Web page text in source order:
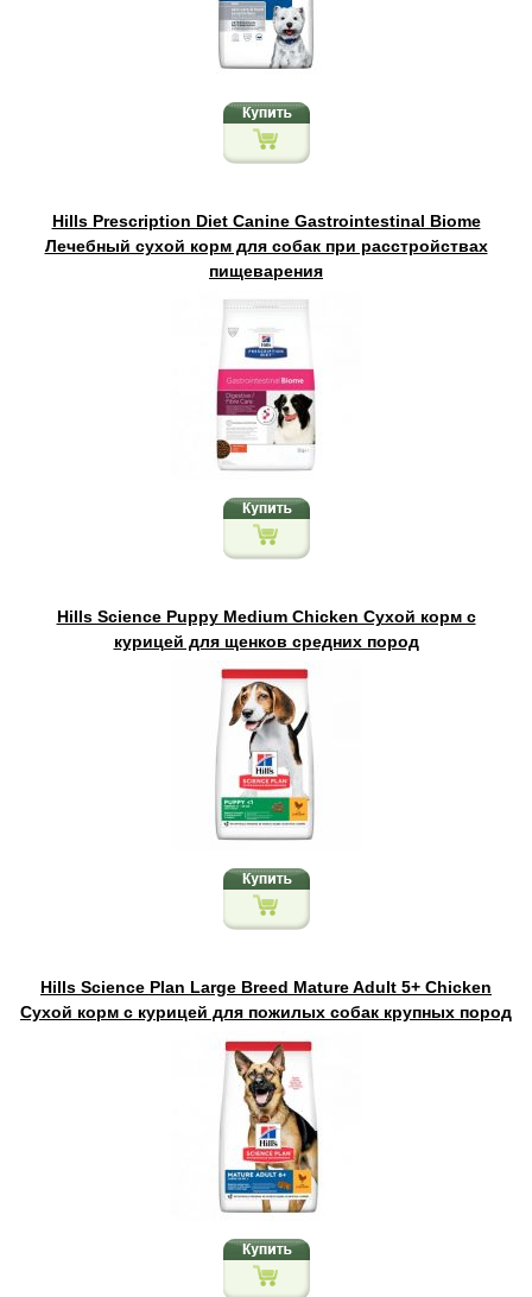
Hills Prescription Diet Canine Gastrointestinal Biome
Лечебный сухой корм для собак при расстройствах
пищеварения
Hills Science Puppy Medium Chicken Сухой корм с
курицей для щенков средних пород
Hills Science Plan Large Breed Mature Adult 5+ Chicken
Сухой корм с курицей для пожилых собак крупных пород